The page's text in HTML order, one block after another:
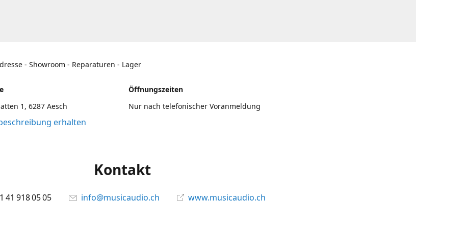
- Showroom - Reparaturen - Lager
1, 6287 Aesch
erhalten
Öffnungszeiten
Nur nach telefonischer Voranmeldung
Kontakt
41 918 05 05 info@musicaudio.ch www.musicaudio.ch